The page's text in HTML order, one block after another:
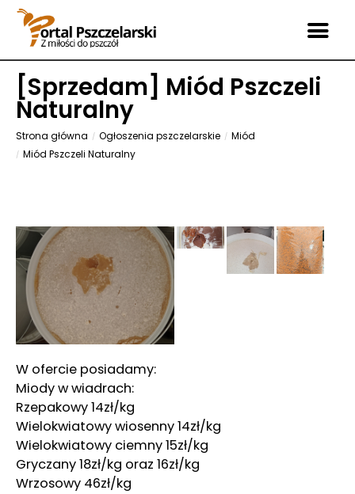
[Sprzedam] Miód Pszczeli
Naturalny
Strona główna Ogłoszenia pszczelarskie
Miód
Miód Pszczeli Naturalny
W ofercie posiadamy:
Miody w wiadrach:
Rzepakowy 14zł/kg
Wielokwiatowy wiosenny 14zł/kg
Wielokwiatowy ciemny 15zł/kg
Gryczany 18zł/kg oraz 16zł/kg
Wrzosowy 46zł/kg